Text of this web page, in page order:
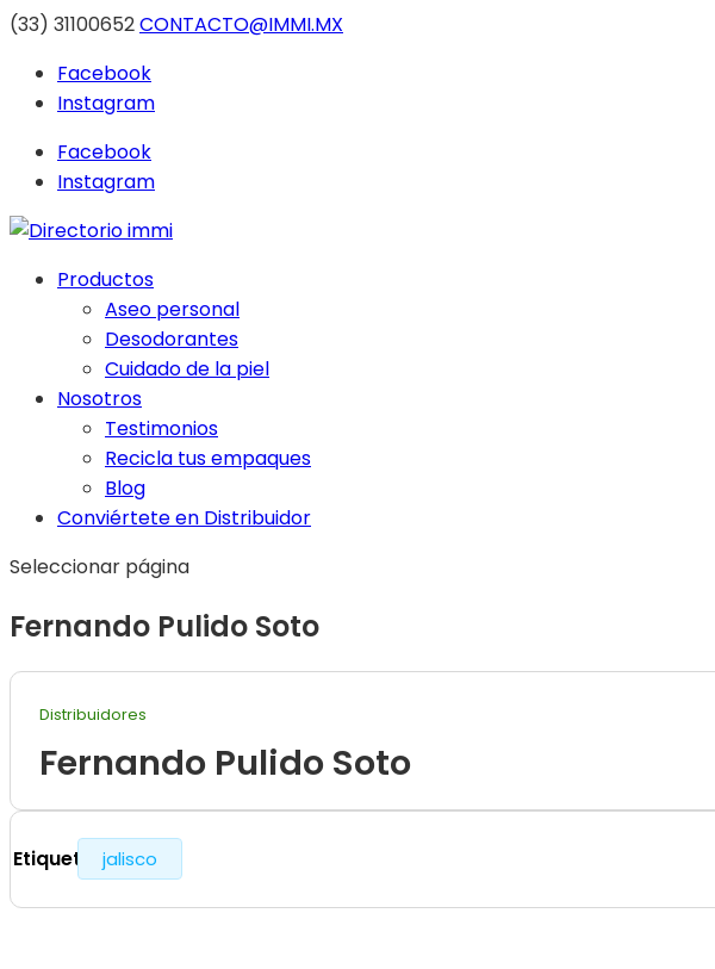
(33) 31100652CONTACTO@IMMI.MX
Facebook
Instagram
Facebook
Instagram
Productos
Aseo personal
Desodorantes
Cuidado de la piel
Nosotros
Testimonios
Recicla tus empaques
Blog
Conviértete en Distribuidor
Seleccionar página
Fernando Pulido Soto
Distribuidores
Fernando Pulido Soto
Etiquetasjalisco